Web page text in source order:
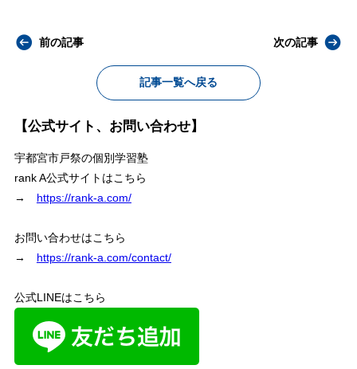
前の記事
記事一覧へ戻る
次の記事
【公式サイト、お問い合わせ】
宇都宮市戸祭の個別学習塾
rank A公式サイトはこちら
→ https://rank-a.com/
お問い合わせはこちら
→ https://rank-a.com/contact/
公式LINEはこちら